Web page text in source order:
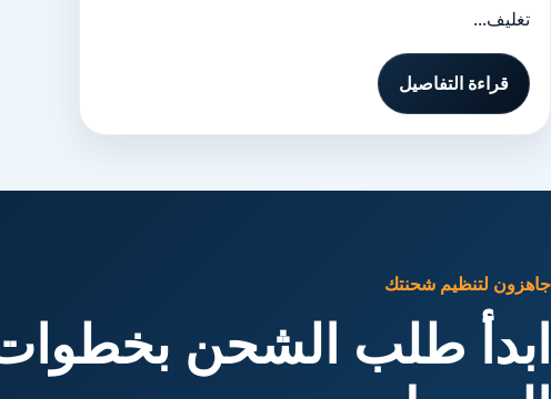
تغليف...
قراءة التفاصيل
جاهزون لتنظيم شحنتك
ابدأ طلب الشحن